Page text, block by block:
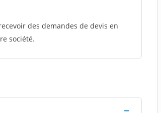
des demandes de devis en
société.